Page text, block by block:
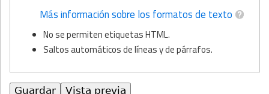
Más información sobre los formatos de texto
No se permiten etiquetas HTML.
Saltos automáticos de líneas y de párrafos.